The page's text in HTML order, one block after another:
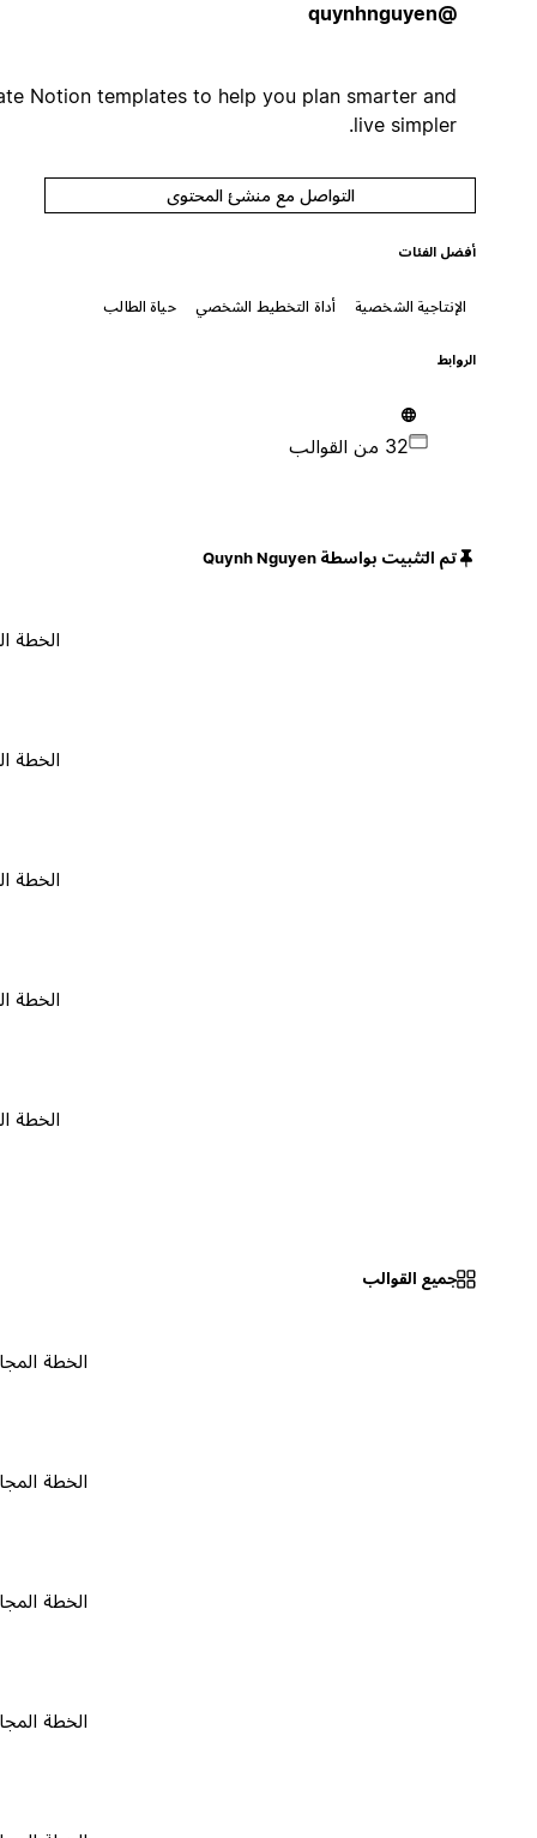
I create Notion templates to help you plan smarter and
live simpler.
التواصل مع منشئ المحتوى
أفضل الفئات
الإنتاجية الشخصية أداة التخطيط الشخصي حياة الطالب
تم التثبيت بواسطة Quynh Nguyen
الخطة المجانية
الخطة المجانية
الخطة المجانية
الخطة المجانية
الخطة المجانية
جميع القوالب
الخطة المجانية ٠
الخطة المجانية ٠
الخطة المجانية ٠
الخطة المجانية ٠